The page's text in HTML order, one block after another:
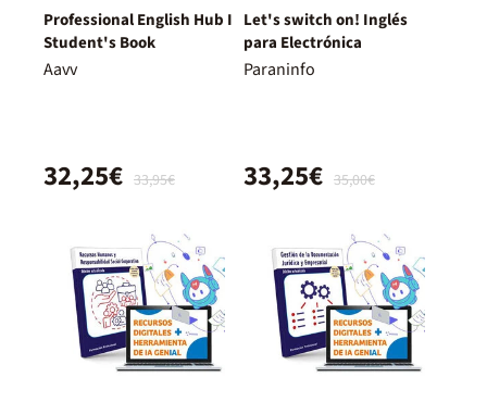
Professional English Hub I
Student's Book
Aavv
33,95€
32,25€
Let's switch on! Inglés
para Electrónica
Paraninfo
35,00€
33,25€